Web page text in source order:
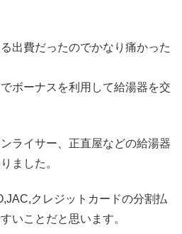
出費だったのでかなり痛かった
ボーナスを利用して給湯器を交
ライサー、正直屋などの給湯器
ました。
クレジットカードの分割払
いことだと思います。